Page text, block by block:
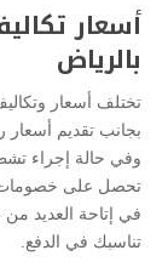
أسعار
بالرياض
تختلف أسعار
بجانب تقديم أسعار
وفي حالة إجراء
تحصل على خصومات
في إتاحة العديد
تناسبك في الدفع.